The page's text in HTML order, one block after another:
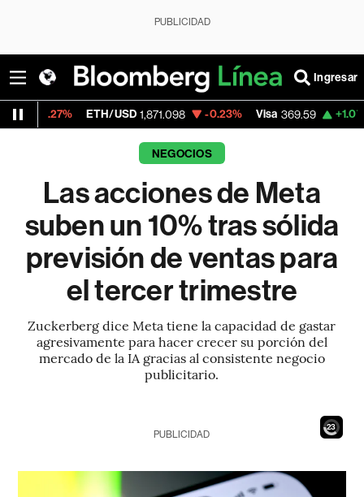
PUBLICIDAD
Ingresar
ETH/USD 1,871.098 -0.23% Visa 369.59 +1.07%
NEGOCIOS
Las acciones de Meta
suben un 10% tras sólida
previsión de ventas para
el tercer trimestre
Zuckerberg dice Meta tiene la capacidad de gastar
agresivamente para hacer crecer su porción del
mercado de la IA gracias al consistente negocio
publicitario.
21
PUBLICIDAD